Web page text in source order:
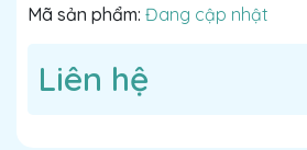
Mã sản phẩm: Đang cập nhật
Liên hệ